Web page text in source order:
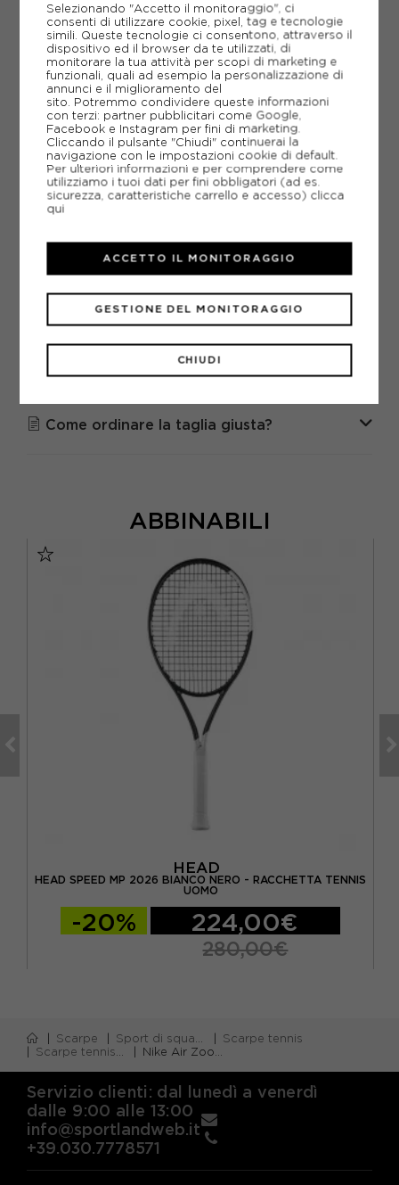
AGGIUNGI AL CARRELLO
AGGIUNGI ALLA LISTA DEI DESIDERI
POTREBBERO INTERESSARTI ANCHE
SCARPE TENNIS CEMENTO NIKE
SCARPE TENNIS CEMENTO
ARTICOLI SPORTIVI NIKE
METODI DI PAGAMENTO
PIÙ INFORMAZIONI
SCHEDA TECNICA
GUIDA ALLE TAGLIE
Come ordinare la taglia giusta?
ABBINABILI
HEAD
HEAD SPEED MP 2026 BIANCO NERO - RACCHETTA TENNIS
UOMO
-20% 224,00€
280,00€
Scarpe Sport di squadra
Scarpe tennis
Scarpe tennis cemento
Nike Air Zoom Vapor Pro 2 Hc Bianco Giallo - Scarpe Da Tennis Donna
Servizio clienti: dal lunedì a venerdì
dalle 9:00 alle 13:00
info@sportlandweb.it
+39.030.7778571
Selezionando "Accetto il monitoraggio", ci
consenti di utilizzare cookie, pixel, tag e tecnologie
simili. Queste tecnologie ci consentono, attraverso il
dispositivo ed il browser da te utilizzati, di
monitorare la tua attività per scopi di marketing e
funzionali, quali ad esempio la personalizzazione di
annunci e il miglioramento del
sito. Potremmo condividere queste informazioni
con terzi: partner pubblicitari come Google,
Facebook e Instagram per fini di marketing.
Cliccando il pulsante "Chiudi" continuerai la
navigazione con le impostazioni cookie di default.
Per ulteriori informazioni e per comprendere come
utilizziamo i tuoi dati per fini obbligatori (ad es.
sicurezza, caratteristiche carrello e accesso) clicca
qui
CHIUDI
GESTIONE DEL MONITORAGGIO
ACCETTO IL MONITORAGGIO